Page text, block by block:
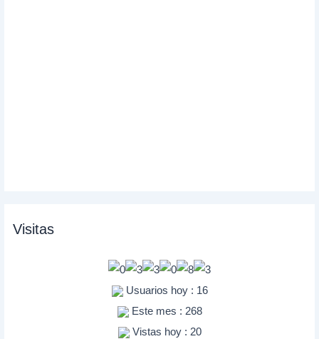
Visitas
Usuarios hoy : 16
Este mes : 268
Vistas hoy : 20